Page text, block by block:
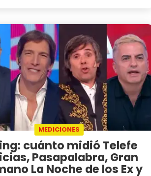
MEDICIONES
cuánto midió Telefe
Pasapalabra, Gran
La Noche de los Ex y